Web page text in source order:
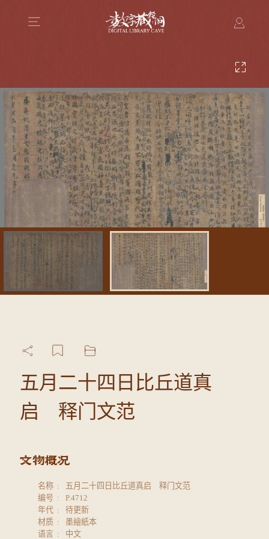
五月二十四日比丘道真
启 释门文范
名称
五月二十四日比丘道真启 释门文范
编号
P.4712
年代
待更新
材质
墨繪紙本
语言
中文